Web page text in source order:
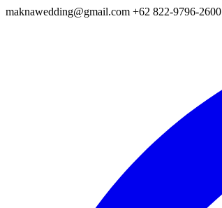
maknawedding@gmail.com +62 822-9796-2600